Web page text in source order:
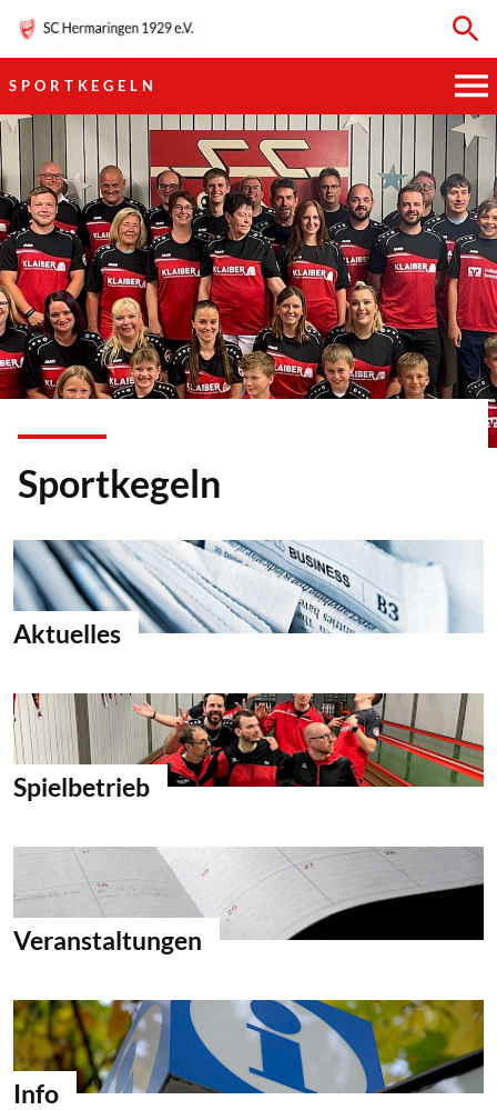
SPORTKEGELN
HAUPTVEREIN
SPORTKEGELN
FUSSBALL
GYMNASTIK
TISCHTENNIS
BOGENSCHIESSEN
Sportkegeln
Aktuelles
Spielbetrieb
Veranstaltungen
Info